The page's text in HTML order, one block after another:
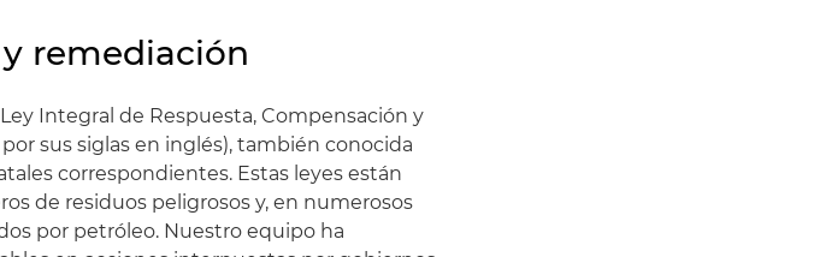
remediación
Integral de Respuesta, Compensación y
por sus siglas en inglés), también conocida
correspondientes. Estas leyes están
de residuos peligrosos y, en numerosos
por petróleo. Nuestro equipo ha